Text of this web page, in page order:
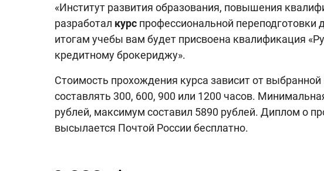
«Институт развития образования, повышения
разработал курс профессиональной переподготовки
итогам учебы вам будет присвоена квалификация
кредитному брокериджу».
Стоимость прохождения курса зависит от
составлять 300, 600, 900 или 1200 часов.
рублей, максимум составил 5890 рублей. Диплом о
высылается Почтой России бесплатно.